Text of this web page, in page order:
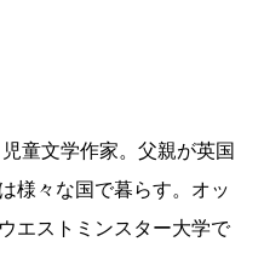
きてはダイモンとのつ
いた。
マの王イオレクを味方
北の世界へと乗り込ん
童文学作家。父親が英国
様々な国で暮らす。オッ
エストミンスター大学で